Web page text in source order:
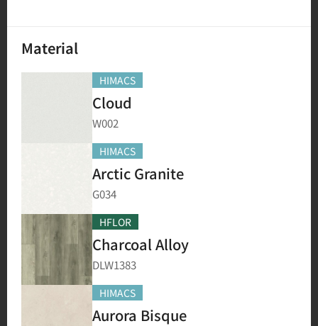
Material
HIMACS
Cloud
W002
HIMACS
Arctic Granite
G034
HFLOR
Charcoal Alloy
DLW1383
HIMACS
Aurora Bisque
#フローリング